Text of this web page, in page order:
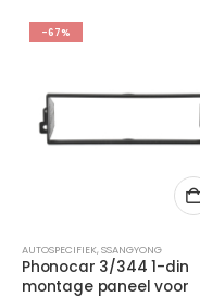
-67%
AUTOSPECIFIEK,SSANGYONG
Phonocar 3/344 1-din
montage paneel voor